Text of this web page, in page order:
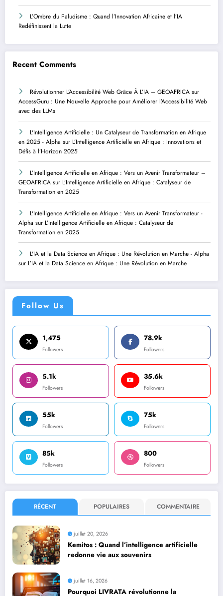
L’Ombre du Paludisme : Quand l’Innovation Africaine et l’IA
Redéfinissent la Lutte
Recent Comments
Révolutionner L’Accessibilité Web Grâce À L’IA – GEOAFRICA sur
AccessGuru : Une Nouvelle Approche pour Améliorer l’Accessibilité Web
avec des LLMs
L'Intelligence Artificielle : Un Catalyseur de Transformation en Afrique
en 2025 - Alpha sur L’Intelligence Artificielle en Afrique : Innovations et
Défis à l’Horizon 2025
L’Intelligence Artificielle en Afrique : Vers un Avenir Transformateur –
GEOAFRICA sur L’Intelligence Artificielle en Afrique : Catalyseur de
Transformation en 2025
L'Intelligence Artificielle en Afrique : Vers un Avenir Transformateur -
Alpha sur L’Intelligence Artificielle en Afrique : Catalyseur de
Transformation en 2025
L'IA et la Data Science en Afrique : Une Révolution en Marche - Alpha
sur L’IA et la Data Science en Afrique : Une Révolution en Marche
Follow Us
1,475
Followers
78.9k
Followers
5.1k
Followers
35.6k
Followers
55k
Followers
75k
Followers
85k
Followers
800
Followers
RÉCENT POPULAIRES COMMENTAIRE
juillet 20, 2026
Kemitos : Quand l’intelligence artificielle
redonne vie aux souvenirs
juillet 16, 2026
Pourquoi LIVRATA révolutionne la